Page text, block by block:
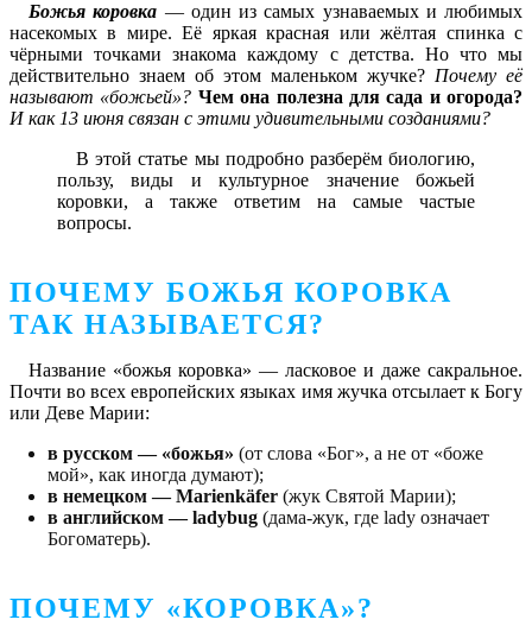
Божья коровка — один из самых узнаваемых и любимых
насекомых в мире. Её яркая красная или жёлтая спинка с
чёрными точками знакома каждому с детства. Но что мы
действительно знаем об этом маленьком жучке? Почему её
называют «божьей»? Чем она полезна для сада и огорода?
И как 13 июня связан с этими удивительными созданиями?
В этой статье мы подробно разберём биологию,
пользу, виды и культурное значение божьей
коровки, а также ответим на самые частые
вопросы.
ПОЧЕМУ БОЖЬЯ КОРОВКА
ТАК НАЗЫВАЕТСЯ?
Название «божья коровка» — ласковое и даже сакральное.
Почти во всех европейских языках имя жучка отсылает к Богу
или Деве Марии:
в русском — «божья» (от слова «Бог», а не от «боже
мой», как иногда думают);
в немецком — Marienkäfer (жук Святой Марии);
в английском — ladybug (дама-жук, где lady означает
Богоматерь).
ПОЧЕМУ «КОРОВКА»?